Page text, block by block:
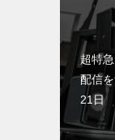
超特
配信
21日